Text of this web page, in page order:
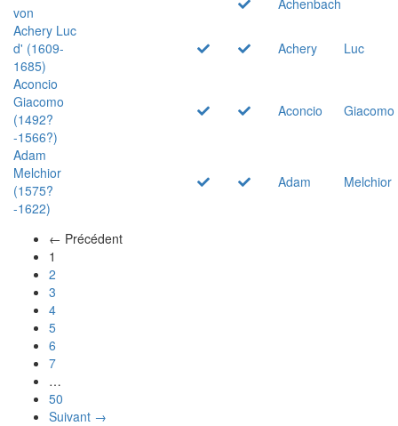
von
Achery Luc
d' (1609-
1685)
Achery
Luc
Aconcio
Giacomo
(1492?
-1566?)
Aconcio Giacomo
Adam
Melchior
(1575?
-1622)
Adam Melchior
← Précédent
1
2
3
4
5
6
7
…
50
Suivant →